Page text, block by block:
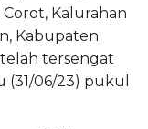
Kalurahan
Kabupaten
tersengat
(31/06/23) pukul